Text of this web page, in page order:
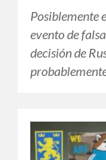
Posiblemente
evento de
decisión de